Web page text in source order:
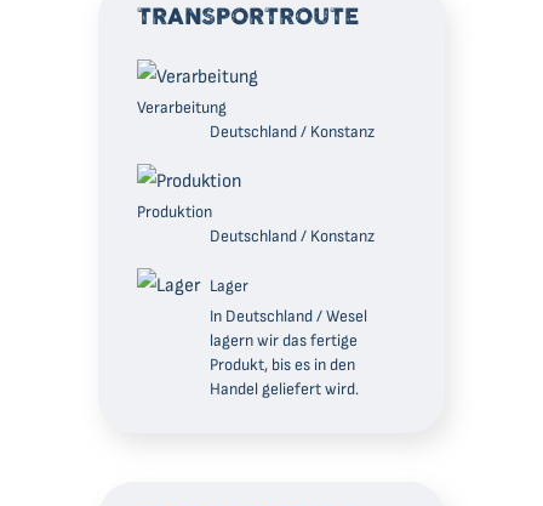
TRANSPORTROUTE
Verarbeitung
Deutschland / Konstanz
Produktion
Deutschland / Konstanz
Lager
In Deutschland / Wesel
lagern wir das fertige
Produkt, bis es in den
Handel geliefert wird.